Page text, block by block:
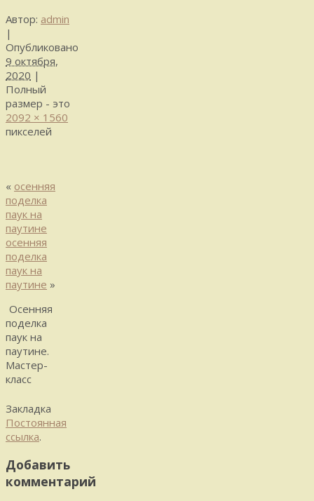
Автор: admin
|
Опубликовано
9 октября,
2020 |
Полный
размер - это
2092 × 1560
пикселей
« осенняя
поделка
паук на
паутине
осенняя
поделка
паук на
паутине »
Осенняя
поделка
паук на
паутине.
Мастер-
класс
Закладка
Постоянная
ссылка.
Добавить
комментарий